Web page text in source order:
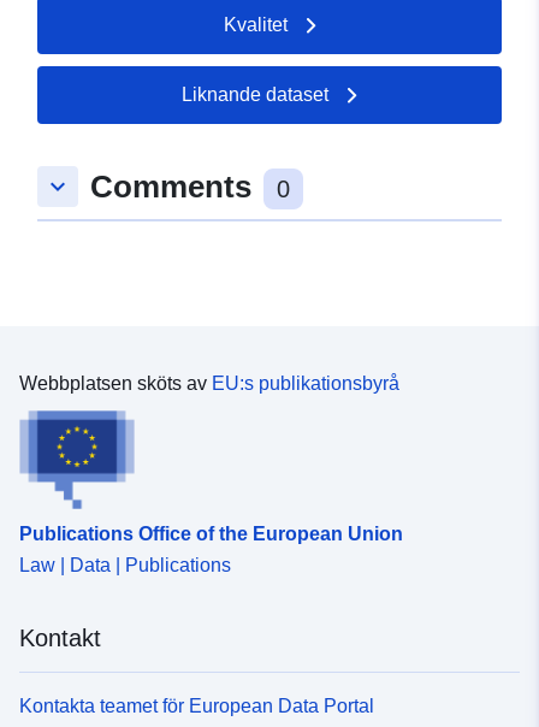
Kvalitet
Liknande dataset
keyboard_arrow_down Comments 0
Webbplatsen sköts av EU:s publikationsbyrå
Publications Office of the European Union
Law | Data | Publications
Kontakt
Kontakta teamet för European Data Portal